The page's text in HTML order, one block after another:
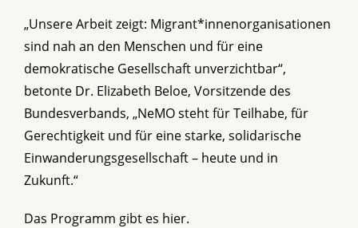
„Unsere Arbeit zeigt: Migrant*innenorganisationen
sind nah an den Menschen und für eine
demokratische Gesellschaft unverzichtbar“,
betonte Dr. Elizabeth Beloe, Vorsitzende des
Bundesverbands, „NeMO steht für Teilhabe, für
Gerechtigkeit und für eine starke, solidarische
Einwanderungsgesellschaft – heute und in
Zukunft.“
Das Programm gibt es hier.